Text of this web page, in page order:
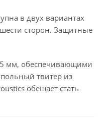
в двух вариантах
сторон. Защитные
мм, обеспечивающими
твитер из
обещает стать